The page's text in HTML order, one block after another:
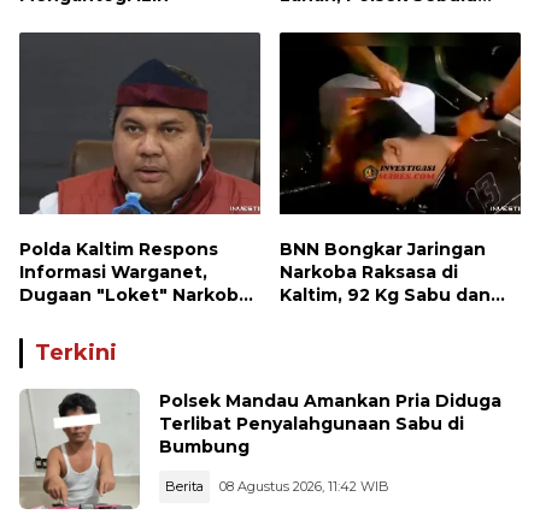
Kesiapsiagaan Karhutla
Polda Kaltim Respons
Informasi Warganet,
Dugaan "Loket" Narkoba
Perhatian
BNN Bongkar Jaringan
Narkoba Raksasa di
Kaltim, 92 Kg Sabu dan
Terkini
Polsek Mandau Amankan Pria Diduga
Terlibat Penyalahgunaan Sabu di
Bumbung
Berita 08 Agustus 2026, 11:42 WIB